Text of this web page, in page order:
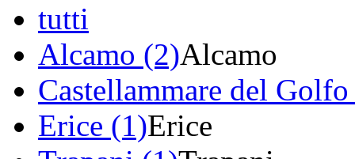
tutti
Alcamo (2)Alcamo
Castellammare del
Erice (1)Erice